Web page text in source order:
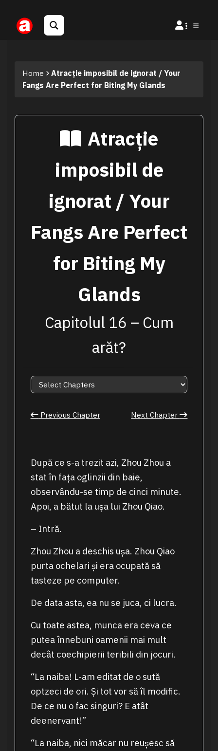
Home
Atracție imposibil de ignorat / Your
Fangs Are Perfect for Biting My Glands
Atracție
imposibil de
ignorat / Your
Fangs Are Perfect
for Biting My
Glands
Capitolul 16 – Cum
arăt?
Previous Chapter Next Chapter
După ce s-a trezit azi, Zhou Zhou a
stat în fața oglinzii din baie,
observându-se timp de cinci minute.
Apoi, a bătut la ușa lui Zhou Qiao.
– Intră.
Zhou Zhou a deschis ușa. Zhou Qiao
purta ochelari și era ocupată să
tasteze pe computer.
De data asta, ea nu se juca, ci lucra.
Cu toate astea, munca era ceva ce
putea înnebuni oamenii mai mult
decât coechipierii teribili din jocuri.
“La naiba! L-am editat de o sută
optzeci de ori. Și tot vor să îl modific.
De ce nu o fac singuri? E atât
deenervant!”
“La naiba, nici măcar nu reușesc să